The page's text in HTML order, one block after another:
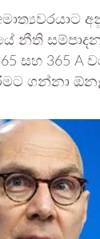
නීති
සහ 365
ගන්නා